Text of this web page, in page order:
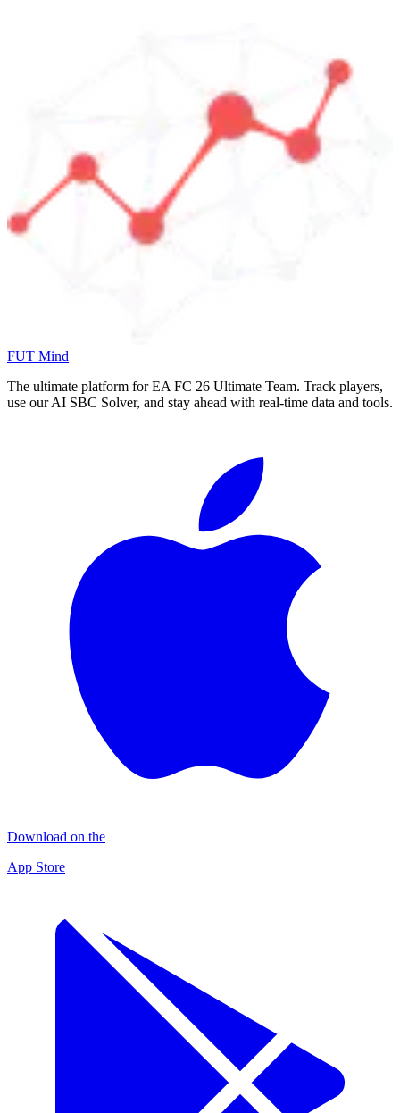
FUT Mind
The ultimate platform for EA FC 26 Ultimate Team. Track players,
use our AI SBC Solver, and stay ahead with real-time data and tools.
Download on the
App Store